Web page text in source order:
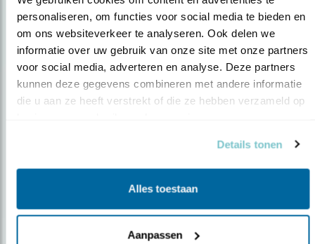
personaliseren, om functies voor social media te bieden en
om ons websiteverkeer te analyseren. Ook delen we
informatie over uw gebruik van onze site met onze partners
voor social media, adverteren en analyse. Deze partners
kunnen deze gegevens combineren met andere informatie
die u aan ze heeft verstrekt of die ze hebben verzameld op
Details tonen
Alles toestaan
Aanpassen
Op de hoogte blijven?
Meld je aan en ontvang nieuws, inspiratie, acties en tips
over vogels en activiteiten van Vogelbescherming.